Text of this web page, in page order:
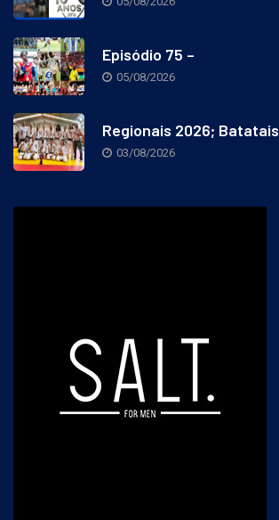
05/08/2026
Episódio 75 –
05/08/2026
Regionais 2026; Batatais
03/08/2026